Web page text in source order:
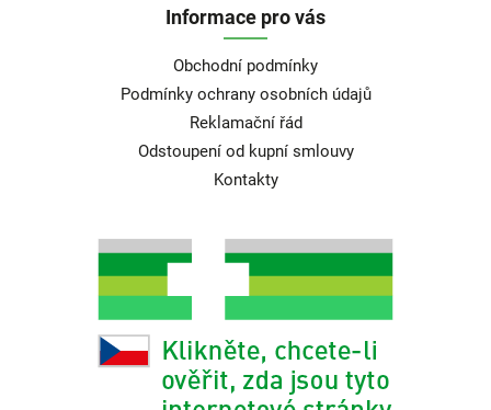
Informace pro vás
Obchodní podmínky
Podmínky ochrany osobních údajů
Reklamační řád
Odstoupení od kupní smlouvy
Kontakty